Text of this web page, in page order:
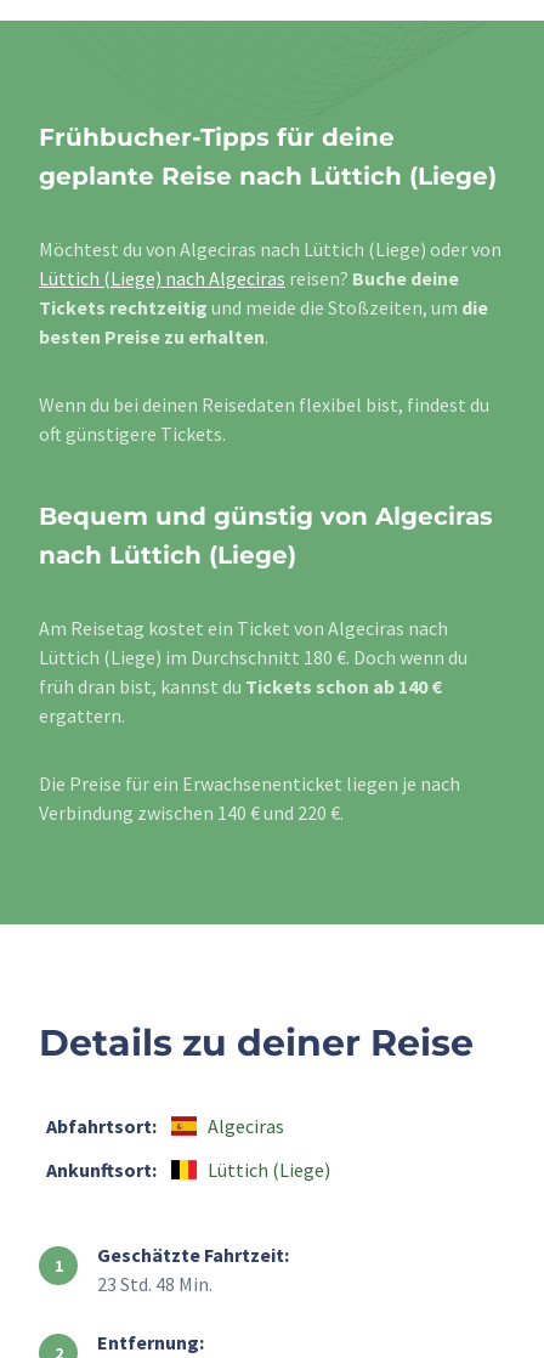
Frühbucher-Tipps für deine
geplante Reise nach Lüttich (Liege)
Möchtest du von Algeciras nach Lüttich (Liege) oder von
Lüttich (Liege) nach Algeciras reisen? Buche deine
Tickets rechtzeitig und meide die Stoßzeiten, um die
besten Preise zu erhalten.
Wenn du bei deinen Reisedaten flexibel bist, findest du
oft günstigere Tickets.
Bequem und günstig von Algeciras
nach Lüttich (Liege)
Am Reisetag kostet ein Ticket von Algeciras nach
Lüttich (Liege) im Durchschnitt 180 €. Doch wenn du
früh dran bist, kannst du Tickets schon ab 140 €
ergattern.
Die Preise für ein Erwachsenenticket liegen je nach
Verbindung zwischen 140 € und 220 €.
Details zu deiner Reise
Abfahrtsort:
Algeciras
Ankunftsort:
Lüttich (Liege)
Geschätzte Fahrtzeit:
23 Std. 48 Min.
Entfernung: